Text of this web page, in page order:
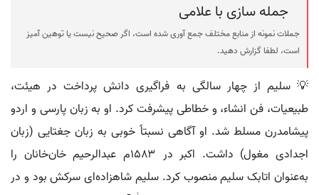
جمله سازی با علامی
جملات نمونه از منابع مختلف جمع آوری شده است، اگر صحیح نیست یا توهین آمیز
است، لطفا گزارش دهید.
💡 سلیم از چهار سالگی به فراگیری دانش پرداخت در هیئت،
طبیعیات، فن انشاء، و خطاطی پیشرفت کرد. او به زبان پارسی و اردو
پیشامدرن مسلط شد. او آگاهی نسبتاً خوبی به زبان جغتایی (زبان
اجدادی مغول) داشت. اکبر در ۱۵۸۳م عبدالرحیم خان‌خانان را
به‌عنوان اتابک سلیم منصوب کرد. سلیم شاهزاده‌ای سرکش بود و در